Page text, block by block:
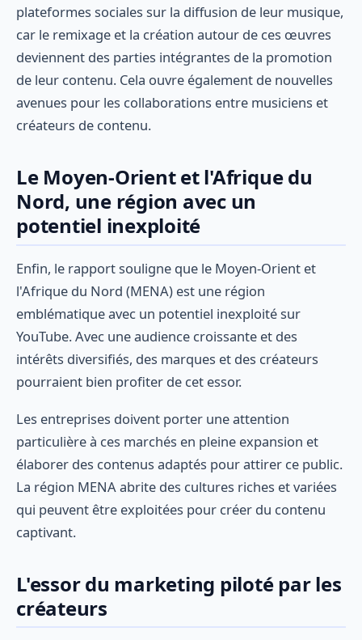
plateformes sociales sur la diffusion de leur musique,
car le remixage et la création autour de ces œuvres
deviennent des parties intégrantes de la promotion
de leur contenu. Cela ouvre également de nouvelles
avenues pour les collaborations entre musiciens et
créateurs de contenu.
Le Moyen-Orient et l'Afrique du
Nord, une région avec un
potentiel inexploité
Enfin, le rapport souligne que le Moyen-Orient et
l'Afrique du Nord (MENA) est une région
emblématique avec un potentiel inexploité sur
YouTube. Avec une audience croissante et des
intérêts diversifiés, des marques et des créateurs
pourraient bien profiter de cet essor.
Les entreprises doivent porter une attention
particulière à ces marchés en pleine expansion et
élaborer des contenus adaptés pour attirer ce public.
La région MENA abrite des cultures riches et variées
qui peuvent être exploitées pour créer du contenu
captivant.
L'essor du marketing piloté par les
créateurs